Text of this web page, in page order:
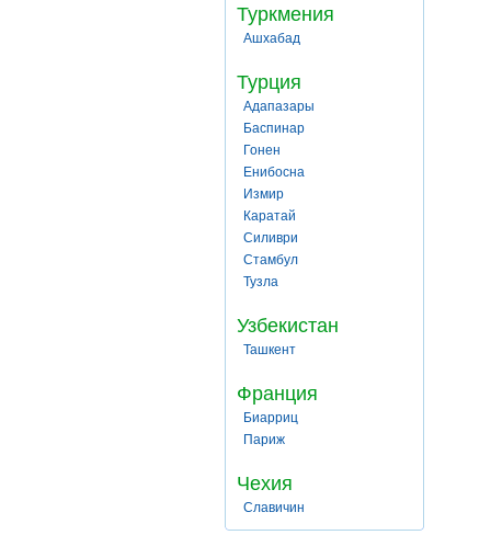
Туркмения
Ашхабад
Турция
Адапазары
Баспинар
Гонен
Енибосна
Измир
Каратай
Силиври
Стамбул
Тузла
Узбекистан
Ташкент
Франция
Биарриц
Париж
Чехия
Славичин